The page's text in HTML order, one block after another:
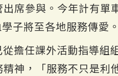
席參與。今年計有
子將至各地服務傳愛。
擔任課外活動指導組
神，「服務不只是